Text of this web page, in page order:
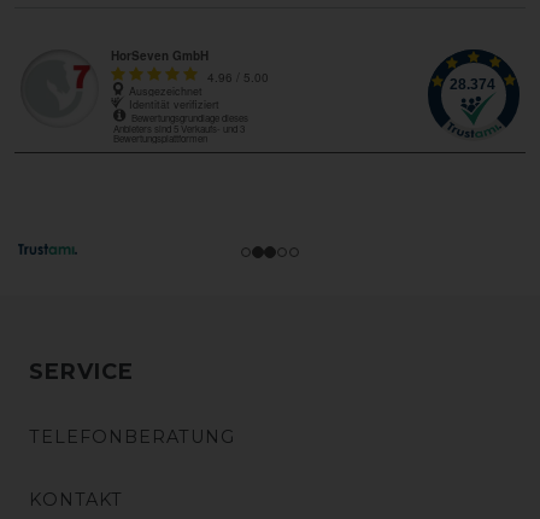
SERVICE
TELEFONBERATUNG
KONTAKT